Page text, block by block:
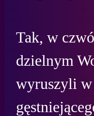
Tak, w
dzielnym
wyruszyli w